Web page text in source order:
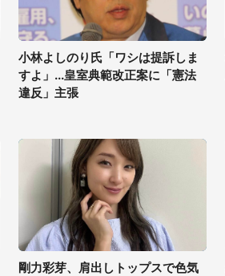
小林よしのり氏「ワシは提訴しま
すよ」...皇室典範改正案に「憲法
違反」主張
剛力彩芽、肩出しトップスで色気